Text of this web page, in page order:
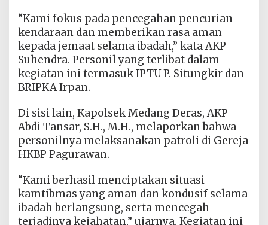
“Kami fokus pada pencegahan pencurian
kendaraan dan memberikan rasa aman
kepada jemaat selama ibadah,” kata AKP
Suhendra. Personil yang terlibat dalam
kegiatan ini termasuk IPTU P. Situngkir dan
BRIPKA Irpan.
Di sisi lain, Kapolsek Medang Deras, AKP
Abdi Tansar, S.H., M.H., melaporkan bahwa
personilnya melaksanakan patroli di Gereja
HKBP Pagurawan.
“Kami berhasil menciptakan situasi
kamtibmas yang aman dan kondusif selama
ibadah berlangsung, serta mencegah
terjadinya kejahatan,” ujarnya. Kegiatan ini